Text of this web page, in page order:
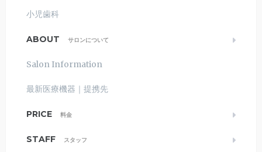
小児歯科
ABOUT サロンについて
Salon Information
最新医療機器｜提携先
PRICE 料金
STAFF スタッフ